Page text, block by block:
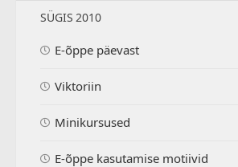
SÜGIS 2010
E-õppe päevast
Viktoriin
Minikursused
E-õppe kasutamise motiivid